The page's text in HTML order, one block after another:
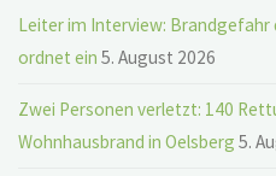
Leiter im Interview:
ordnet ein 5. August 2026
Zwei Personen verletzt: 140
Wohnhausbrand in Oelsberg 5.